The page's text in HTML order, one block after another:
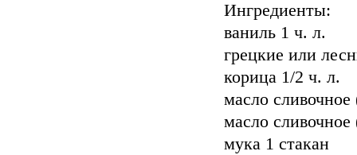
Ингредиенты:
ваниль 1 ч. л.
грецкие или
корица 1/2 ч. л.
масло сливочное
масло сливочное
мука 1 стакан